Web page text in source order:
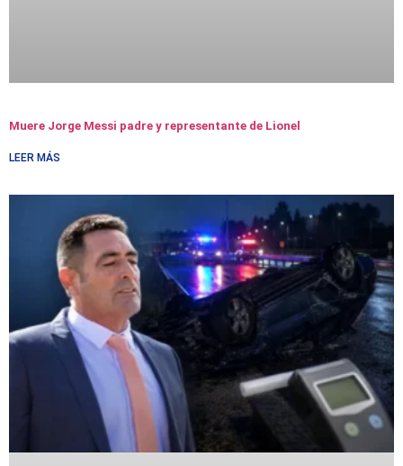
Muere Jorge Messi padre y representante de Lionel
LEER MÁS